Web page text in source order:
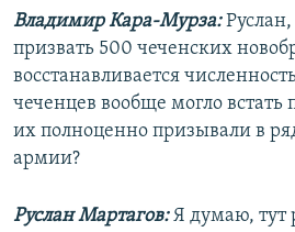
Владимир Кара-Мурза:
призвать 500 чеченских
восстанавливается
чеченцев вообще могло встать
их полноценно призывали в
армии?
Руслан Мартагов:Я думаю, тут